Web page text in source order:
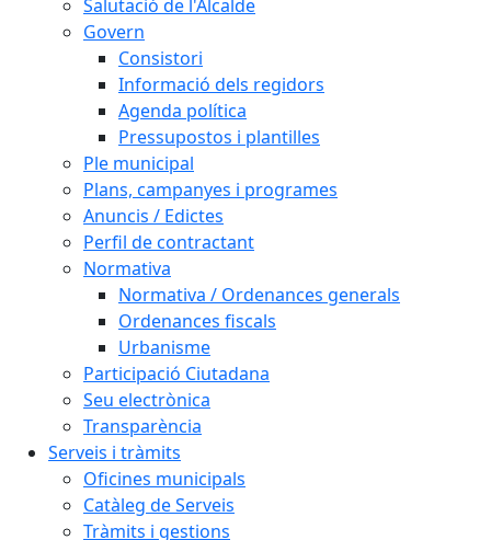
Salutació de l'Alcalde
Govern
Consistori
Informació dels regidors
Agenda política
Pressupostos i plantilles
Ple municipal
Plans, campanyes i programes
Anuncis / Edictes
Perfil de contractant
Normativa
Normativa / Ordenances generals
Ordenances fiscals
Urbanisme
Participació Ciutadana
Seu electrònica
Transparència
Serveis i tràmits
Oficines municipals
Catàleg de Serveis
Tràmits i gestions